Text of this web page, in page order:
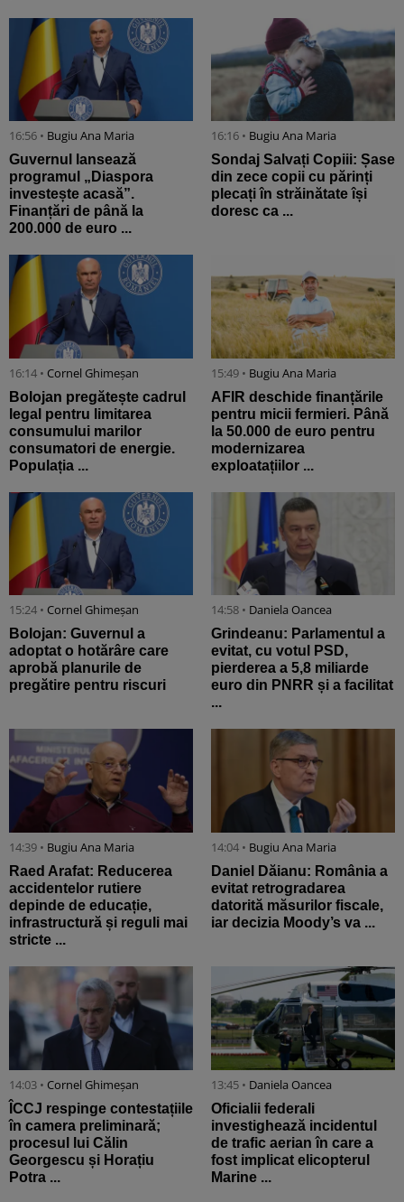
16:56 • Bugiu ⁠Ana Maria
Guvernul lansează
programul „Diaspora
investește acasă”.
Finanțări de până la
200.000 de euro ...
16:16 • Bugiu ⁠Ana Maria
Sondaj Salvați Copiii: Șase
din zece copii cu părinți
plecați în străinătate își
doresc ca ...
16:14 • Cornel Ghimeșan
Bolojan pregătește cadrul
legal pentru limitarea
consumului marilor
consumatori de energie.
Populația ...
15:49 • Bugiu ⁠Ana Maria
AFIR deschide finanțările
pentru micii fermieri. Până
la 50.000 de euro pentru
modernizarea
exploatațiilor ...
15:24 • Cornel Ghimeșan
Bolojan: Guvernul a
adoptat o hotărâre care
aprobă planurile de
pregătire pentru riscuri
14:58 • Daniela Oancea
Grindeanu: Parlamentul a
evitat, cu votul PSD,
pierderea a 5,8 miliarde
euro din PNRR și a facilitat
...
14:39 • Bugiu ⁠Ana Maria
Raed Arafat: Reducerea
accidentelor rutiere
depinde de educație,
infrastructură și reguli mai
stricte ...
14:04 • Bugiu ⁠Ana Maria
Daniel Dăianu: România a
evitat retrogradarea
datorită măsurilor fiscale,
iar decizia Moody’s va ...
14:03 • Cornel Ghimeșan
ÎCCJ respinge contestațiile
în camera preliminară;
procesul lui Călin
Georgescu și Horațiu
Potra ...
13:45 • Daniela Oancea
Oficialii federali
investighează incidentul
de trafic aerian în care a
fost implicat elicopterul
Marine ...